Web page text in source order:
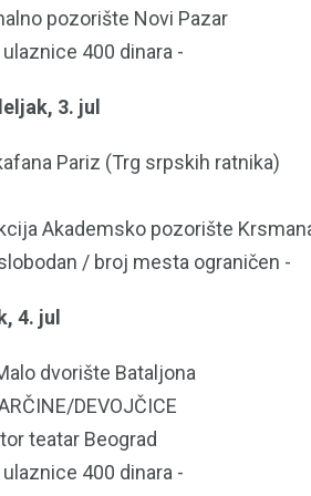
pozorište Novi Pazar
400 dinara -
3. jul
Pariz (Trg srpskih ratnika)
Akademsko pozorište
/ broj mesta ograničen -
4. jul
dvorište Bataljona
DEVOJČICE
teatar Beograd
400 dinara -